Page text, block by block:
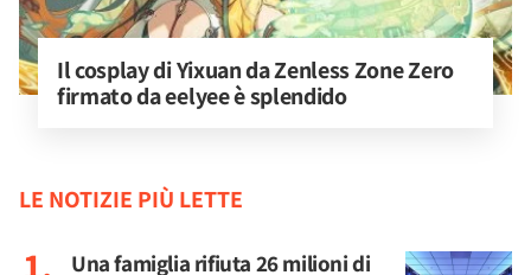
Il cosplay di Yixuan da Zenless Zone Zero
firmato da eelyee è splendido
LE NOTIZIE PIÙ LETTE
Una famiglia rifiuta 26 milioni di